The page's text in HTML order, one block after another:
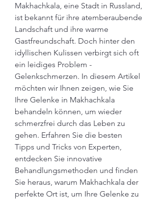
Makhachkala, eine Stadt in Russland,
ist bekannt für ihre atemberaubende
Landschaft und ihre warme
Gastfreundschaft. Doch hinter den
idyllischen Kulissen verbirgt sich oft
ein leidiges Problem -
Gelenkschmerzen. In diesem Artikel
möchten wir Ihnen zeigen, wie Sie
Ihre Gelenke in Makhachkala
behandeln können, um wieder
schmerzfrei durch das Leben zu
gehen. Erfahren Sie die besten
Tipps und Tricks von Experten,
entdecken Sie innovative
Behandlungsmethoden und finden
Sie heraus, warum Makhachkala der
perfekte Ort ist, um Ihre Gelenke zu